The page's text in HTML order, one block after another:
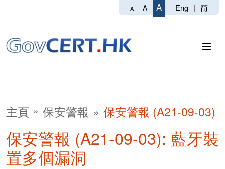
A A A Eng | 简
主頁 保安警報 保安警報 (A21-09-03)
保安警報 (A21-09-03): 藍牙裝
置多個漏洞